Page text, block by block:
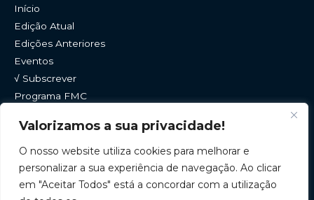
Valorizamos a sua privacidade!
O nosso website utiliza cookies para melhorar e
personalizar a sua experiência de navegação. Ao clicar
em "Aceitar Todos" está a concordar com a utilização
Início
Edição Atual
Edições Anteriores
Eventos
√ Subscrever
Programa FMC
Contactos